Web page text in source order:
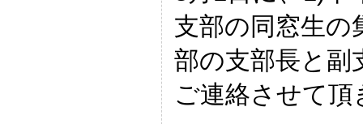
支部の同窓生の
部の支部長と副
ご連絡させて頂